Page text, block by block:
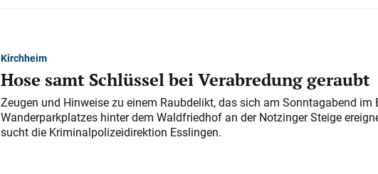
Kirchheim
Hose samt Schlüssel bei Verabredung geraubt
Zeugen und Hinweise zu einem Raubdelikt, das sich am Sonntagabend im
Wanderparkplatzes hinter dem Waldfriedhof an der Notzinger Steige
sucht die Kriminalpolizeidirektion Esslingen.